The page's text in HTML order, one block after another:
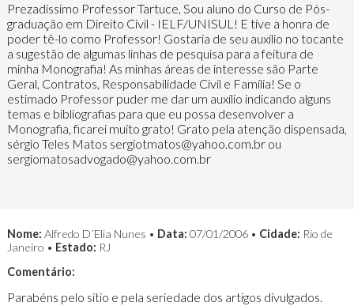
Prezadíssimo Professor Tartuce, Sou aluno do Curso de Pós-
graduação em Direito Civil - IELF/UNISUL! E tive a honra de
poder tê-lo como Professor! Gostaria de seu auxílio no tocante
a sugestão de algumas linhas de pesquisa para a feitura de
minha Monografia! As minhas áreas de interesse são Parte
Geral, Contratos, Responsabilidade Civil e Família! Se o
estimado Professor puder me dar um auxílio indicando alguns
temas e bibliografias para que eu possa desenvolver a
Monografia, ficarei muito grato! Grato pela atenção dispensada,
sérgio Teles Matos sergiotmatos@yahoo.com.br ou
sergiomatosadvogado@yahoo.com.br
Nome: Alfredo D´Elia Nunes • Data: 07/01/2006 • Cidade: Rio de
Janeiro • Estado: RJ
Comentário:
Parabéns pelo sítio e pela seriedade dos artigos divulgados.